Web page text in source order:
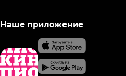
Наше приложение